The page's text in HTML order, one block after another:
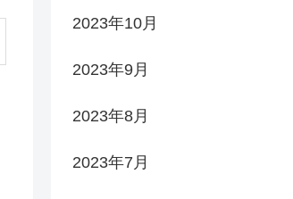
2023年10月
2023年9月
2023年8月
2023年7月